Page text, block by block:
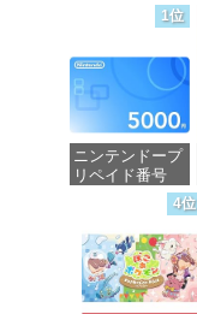
1位
ニンテンドープ
リペイド番号
5000円|オンラ
価格：¥5,000
4位